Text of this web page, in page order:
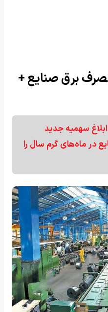
برق صنایع +
سهمیه جدید
در ماه‌های گرم سال را